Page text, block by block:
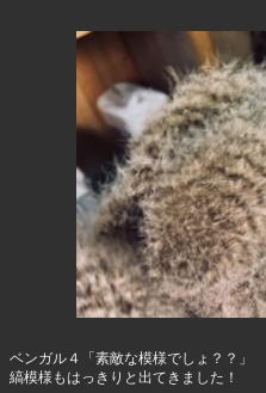
ベンガル４「素敵な模様でしょ？？」
縞模様もはっきりと出てきました！